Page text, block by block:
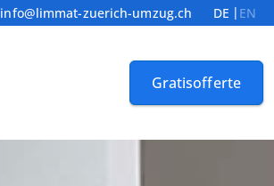
info@limmat-zuerich-umzug.ch DE EN
Gratisofferte